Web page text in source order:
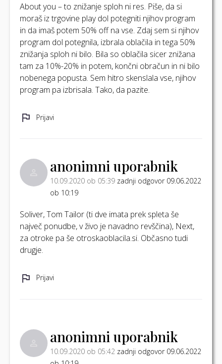
About you – to znižanje sploh ni res. Piše, da si
moraš iz trgovine play dol potegniti njihov program
in da imaš potem 50% off na vse. Zdaj sem si njihov
program dol potegnila, izbrala oblačila in tega 50%
znižanja sploh ni bilo. Bila so oblačila sicer znižana
tam za 10%-20% in potem, končni obračun in ni bilo
nobenega popusta. Sem hitro skenslala vse, njihov
program pa izbrisala. Tako, da pazite.
Prijavi
anonimni uporabnik
10.09.2020 ob 05:39 zadnji odgovor 09.06.2022
ob 10:19
Soliver, Tom Tailor (ti dve imata prek spleta še
največ ponudbe, v živo je navadno revščina), Next,
za otroke pa še otroskaoblacila.si. Občasno tudi
drugje.
Prijavi
anonimni uporabnik
10.09.2020 ob 05:42 zadnji odgovor 09.06.2022